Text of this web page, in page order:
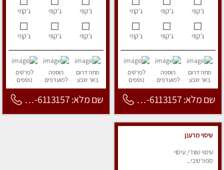
ג’קוזי ג’קוזי ג’קוזי
ג’קוזי ג’קוזי ג’קוזי
מחוז דרום
באר שבע
הוספה
למועדפים
לפרטים
נוספים
שם מלא: 053-6113157
ג’קוזי ג’קוזי ג’קוזי
ג’קוזי ג’קוזי ג’קוזי
מחוז דרום
באר שבע
הוספה
למועדפים
לפרטים
נוספים
שם מלא: 053-6113157
עיסוי מרענן
עיסוי שוודי, עיסוי
ספורטיבי...